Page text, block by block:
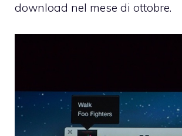
download nel mese di ottobre.